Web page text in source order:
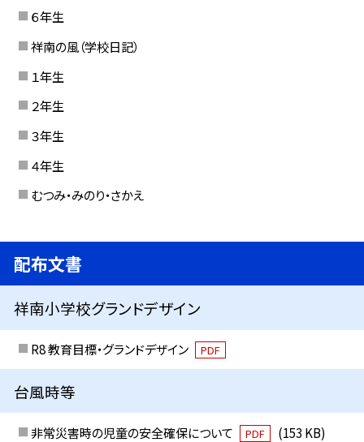
６年生
祥南の風（学校日記）
１年生
２年生
３年生
４年生
むつみ・みのり・さかえ
配布文書
祥南小学校グランドデザイン
R8 教育目標・グランドデザイン PDF
台風時等
非常災害時の児童の安全確保について PDF (153 KB)